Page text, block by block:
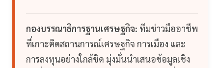
กองบรรณาธิการฐานเศรษฐกิจ: ทีมข่าวมืออาชีพ
ที่เกาะติดสถานการณ์เศรษฐกิจ การเมือง และ
การลงทุนอย่างใกล้ชิด มุ่งมั่นนำเสนอข้อมูลเชิง